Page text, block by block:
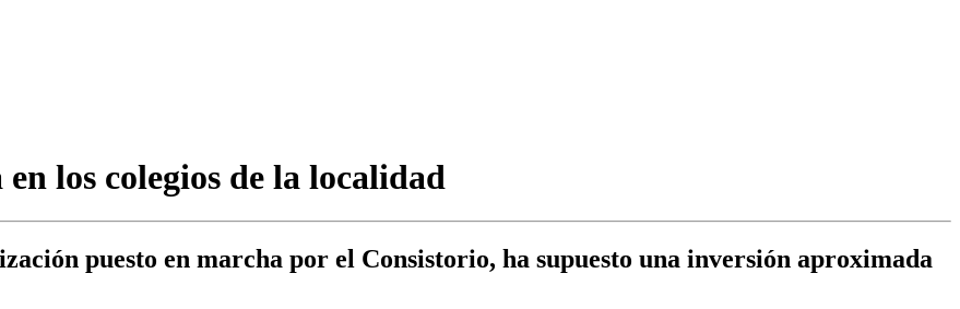
los colegios de la localidad
puesto en marcha por el Consistorio, ha supuesto una inversión aproximada